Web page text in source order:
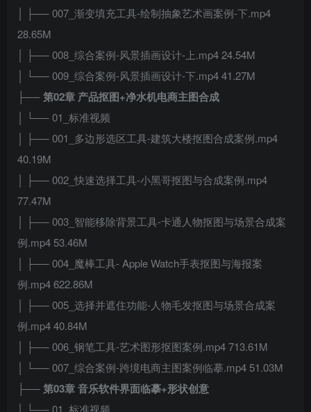
│ ├── 007_渐变填充工具-绘制抽象艺术画案例-下.mp4
28.65M
│ ├── 008_综合案例-风景插画设计-上.mp4 24.54M
│ └── 009_综合案例-风景插画设计-下.mp4 41.27M
├──第02章 产品抠图+净水机电商主图合成
│ └── 01_标准视频
│ ├── 001_多边形选区工具-建筑大楼抠图合成案例.mp4
40.19M
│ ├── 002_快速选择工具-小黑哥抠图与合成案例.mp4
77.47M
│ ├── 003_智能移除背景工具-卡通人物抠图与场景合成案
例.mp4 53.46M
│ ├── 004_魔棒工具- Apple Watch手表抠图与海报案
例.mp4 622.86M
│ ├── 005_选择并遮住功能-人物毛发抠图与场景合成案
例.mp4 40.84M
│ ├── 006_钢笔工具-艺术图形抠图案例.mp4 713.61M
│ └── 007_综合案例-跨境电商主图案例临摹.mp4 51.03M
├──第03章 音乐软件界面临摹+形状创意
│ └── 01_标准视频